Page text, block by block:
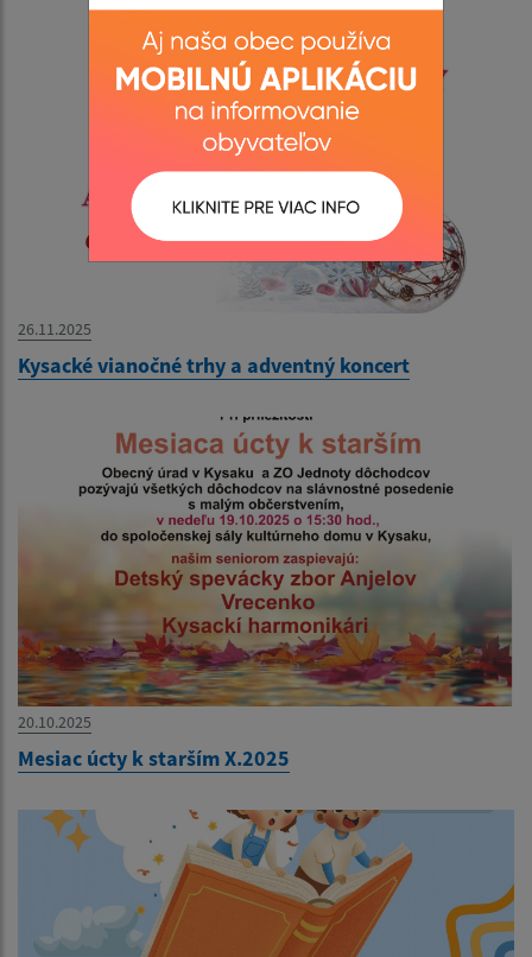
26.11.2025
Kysacké vianočné trhy a adventný koncert
20.10.2025
Mesiac úcty k starším X.2025